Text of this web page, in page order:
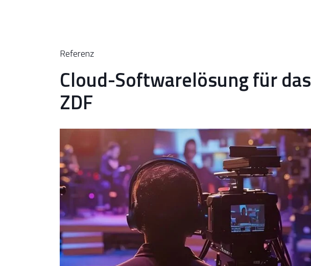
Referenz
Cloud-Softwarelösung für das
ZDF